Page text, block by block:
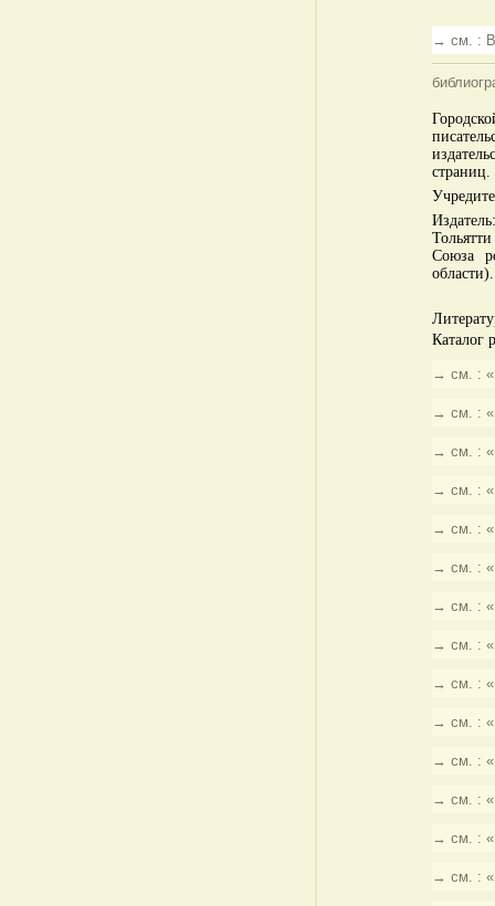
→ см. : В.
страниц.
Союза
области).
Каталог
→ см. :
→ см. :
→ см. :
→ см. :
→ см. :
→ см. :
→ см. :
→ см. :
→ см. :
→ см. :
→ см. :
→ см. :
→ см. :
→ см. :